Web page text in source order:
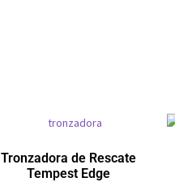
Tronzadora de Rescate
Tempest Edge